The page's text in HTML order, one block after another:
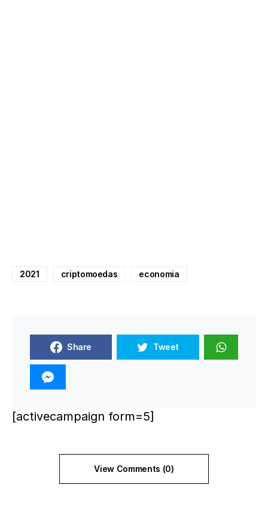
2021 criptomoedas economia
Share Tweet
[activecampaign form=5]
View Comments (0)